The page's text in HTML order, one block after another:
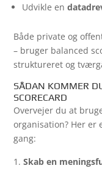
Udvikle en
Både private og
– bruger balanced
struktureret og
SÅDAN KOMMER
SCORECARD
Overvejer du at
organisation? Her er
gang:
Skab en